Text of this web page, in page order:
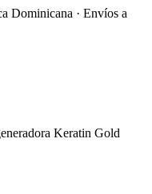
Dominicana · Envíos a
Keratin Gold